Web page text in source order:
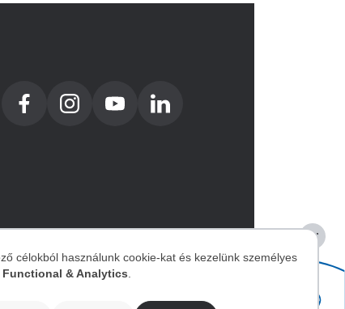
célokból használunk cookie-kat és kezelünk személyes
Functional & Analytics